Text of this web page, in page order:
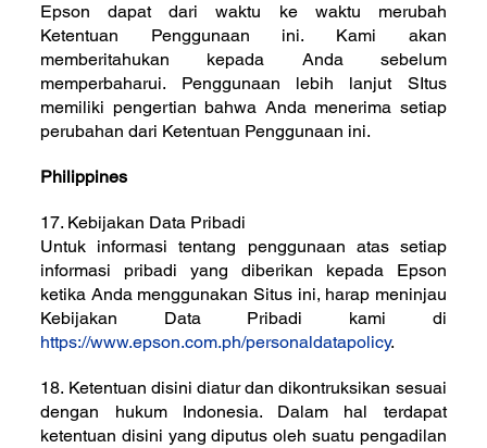
Epson dapat dari waktu ke waktu merubah
Ketentuan Penggunaan ini. Kami akan
memberitahukan kepada Anda sebelum
memperbaharui. Penggunaan lebih lanjut SItus
memiliki pengertian bahwa Anda menerima setiap
perubahan dari Ketentuan Penggunaan ini.
Philippines
17. Kebijakan Data Pribadi
Untuk informasi tentang penggunaan atas setiap
informasi pribadi yang diberikan kepada Epson
ketika Anda menggunakan Situs ini, harap meninjau
Kebijakan Data Pribadi kami di
https://www.epson.com.ph/personaldatapolicy.
18. Ketentuan disini diatur dan dikontruksikan sesuai
dengan hukum Indonesia. Dalam hal terdapat
ketentuan disini yang diputus oleh suatu pengadilan